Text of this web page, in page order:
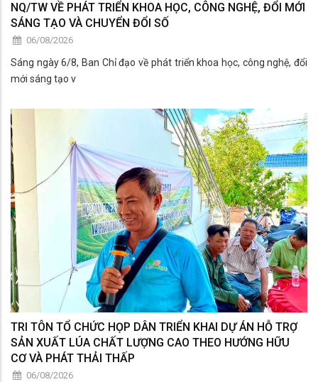
NQ/TW VỀ PHÁT TRIỂN KHOA HỌC, CÔNG NGHỆ, ĐỔI MỚI
SÁNG TẠO VÀ CHUYỂN ĐỔI SỐ
06/08/2026
Sáng ngày 6/8, Ban Chỉ đạo về phát triển khoa học, công nghệ, đổi
mới sáng tạo v
TRI TÔN TỔ CHỨC HỌP DÂN TRIỂN KHAI DỰ ÁN HỖ TRỢ
SẢN XUẤT LÚA CHẤT LƯỢNG CAO THEO HƯỚNG HỮU
CƠ VÀ PHÁT THẢI THẤP
06/08/2026